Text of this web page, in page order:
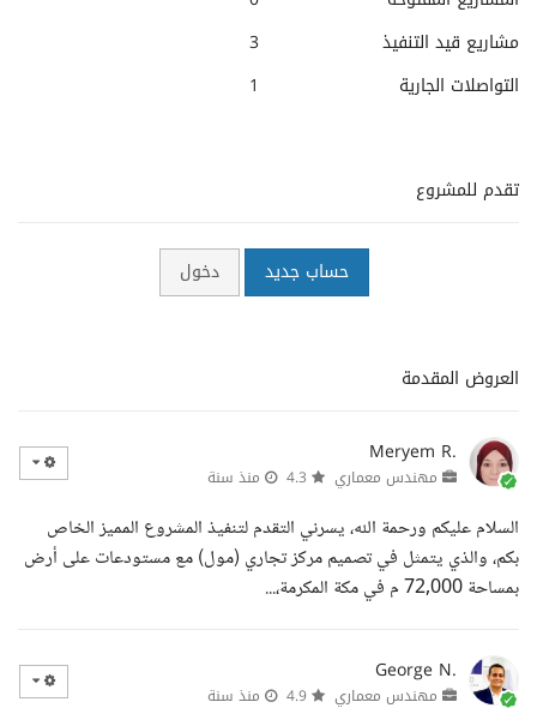
مشاريع قيد التنفيذ
3
التواصلات الجارية
1
تقدم للمشروع
حساب جديد دخول
العروض المقدمة
Meryem R.
مهندس معماري منذ سنة
السلام عليكم ورحمة الله، يسرني التقدم لتنفيذ المشروع المميز الخاص
بكم، والذي يتمثل في تصميم مركز تجاري (مول) مع مستودعات على أرض
بمساحة 72,000 م في مكة المكرمة،...
George N.
مهندس معماري منذ سنة